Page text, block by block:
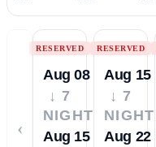
‹
RESERVED
Aug 08
↓ 7
NIGHTS
Aug 15
RESERVED
Aug 15
↓ 7
Aug 22